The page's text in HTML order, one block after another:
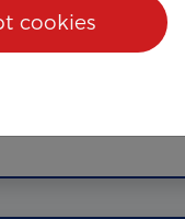
70th Anniversary
cookies